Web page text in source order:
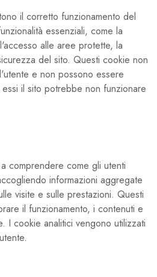
il corretto funzionamento del
essenziali, come la
alle aree protette, la
del sito. Questi cookie non
e non possono essere
il sito potrebbe non funzionare
comprendere come gli utenti
informazioni aggregate
visite e sulle prestazioni. Questi
il funzionamento, i contenuti e
I cookie analitici vengono utilizzati